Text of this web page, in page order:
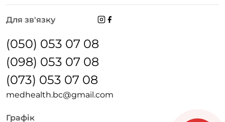
Для зв'язку
(050) 053 07 08
(098) 053 07 08
(073) 053 07 08
medhealth.bc@gmail.com
Графік